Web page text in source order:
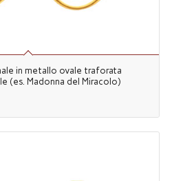
in metallo ovale traforata
(es. Madonna del Miracolo)